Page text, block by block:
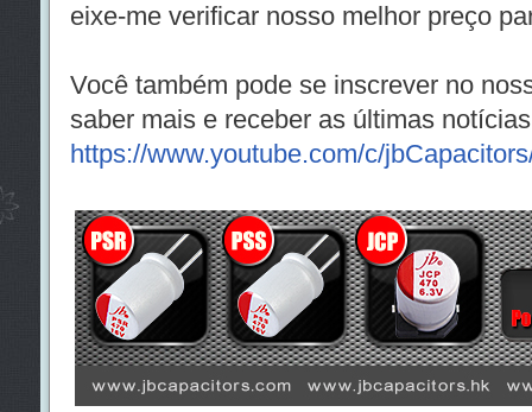
eixe-me verificar nosso melhor preço
Você também pode se inscrever no
saber mais e receber as últimas
https://www.youtube.com/c/